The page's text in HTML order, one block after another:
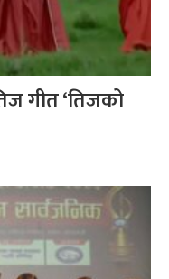
गीत ‘तिजको